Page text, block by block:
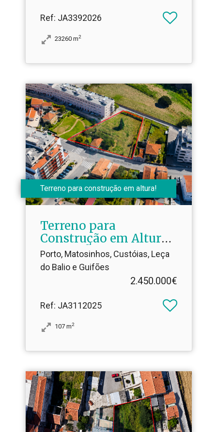
Ref: JA3392026
23260 m2
Terreno para construção em altura!
Terreno para
Construção em Altura |
2.​800 m² de Construção
junto ao Hospital de S.
Porto, Matosinhos, Custóias, Leça
do Balio e Guifões
2.450.000€
Ref: JA3112025
107 m2